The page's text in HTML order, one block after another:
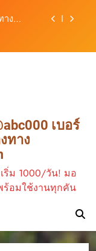
ระเภท
าร
ง
วัน
ประเภท
การ
ง่าย รับ
เบอร์
ทาง
ริ่ม 1000/วัน! มอ
ร้อมใช้งานทุกคัน